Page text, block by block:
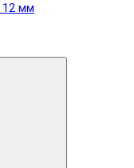
12 мм